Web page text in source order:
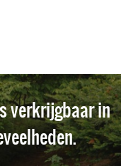
verkrijgbaar in